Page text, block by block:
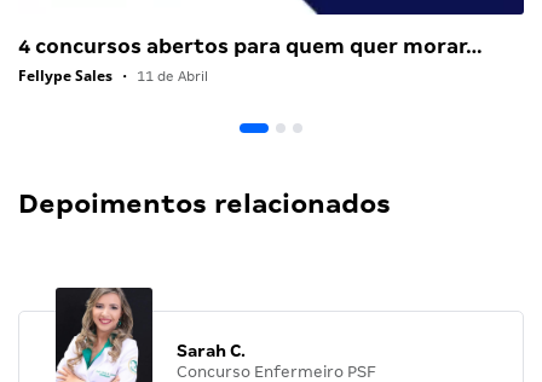
4 concursos abertos para quem quer morar…
Fellype Sales • 11 de Abril
Depoimentos relacionados
Sarah C.
Concurso Enfermeiro PSF